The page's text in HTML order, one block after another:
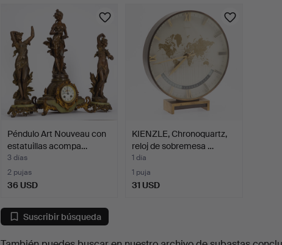
Péndulo Art Nouveau con
estatuillas acompa…
3 días
2 pujas
36 USD
KIENZLE, Chronoquartz,
reloj de sobremesa …
1 día
1 puja
31 USD
Suscribir búsqueda